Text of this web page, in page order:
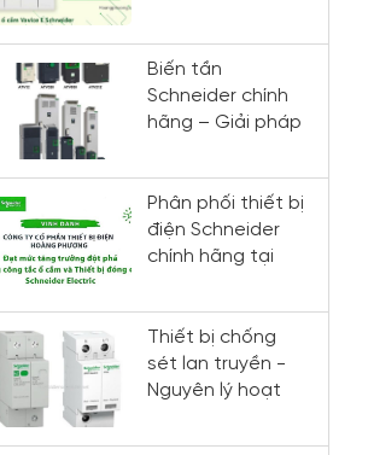
Biến tần
Schneider chính
hãng – Giải pháp
cơ chất lượng
cao đến từ
Schneider Electric
Phân phối thiết bị
điện Schneider
chính hãng tại
Thiết bị chống
sét lan truyền -
Nguyên lý hoạt
đặt